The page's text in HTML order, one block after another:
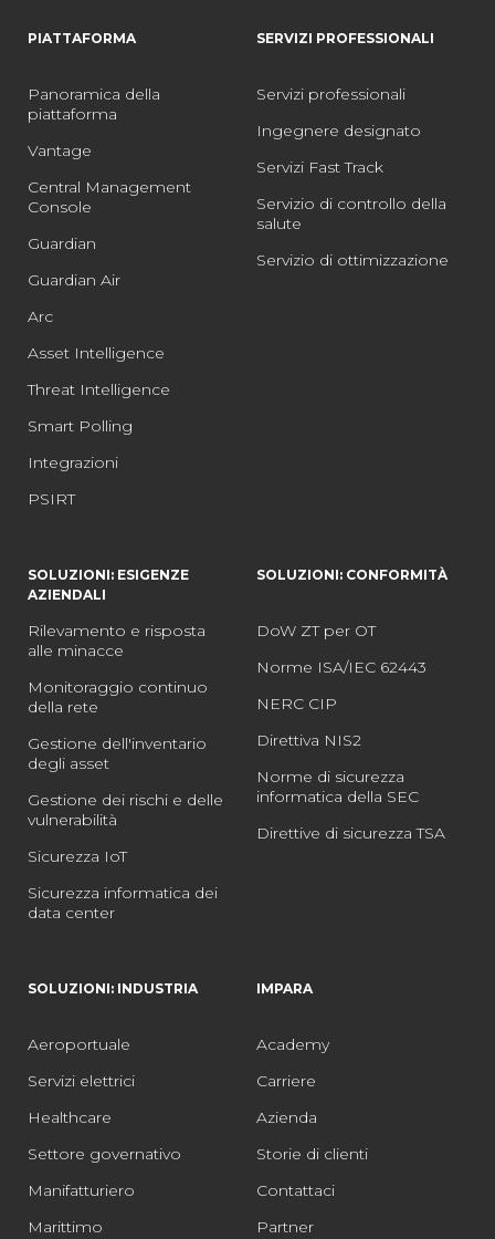
PIATTAFORMA
Panoramica della
piattaforma
Vantage
Central Management
Console
Guardian
Guardian Air
Arc
Asset Intelligence
Threat Intelligence
Smart Polling
Integrazioni
PSIRT
SERVIZI PROFESSIONALI
Servizi professionali
Ingegnere designato
Servizi Fast Track
Servizio di controllo della
salute
Servizio di ottimizzazione
SOLUZIONI: ESIGENZE
AZIENDALI
Rilevamento e risposta
alle minacce
Monitoraggio continuo
della rete
Gestione dell'inventario
degli asset
Gestione dei rischi e delle
vulnerabilità
Sicurezza IoT
Sicurezza informatica dei
data center
SOLUZIONI: CONFORMITÀ
DoW ZT per OT
Norme ISA/IEC 62443
NERC CIP
Direttiva NIS2
Norme di sicurezza
informatica della SEC
Direttive di sicurezza TSA
SOLUZIONI: INDUSTRIA
Aeroportuale
Servizi elettrici
Healthcare
Settore governativo
Manifatturiero
Marittimo
IMPARA
Academy
Carriere
Azienda
Storie di clienti
Contattaci
Partner